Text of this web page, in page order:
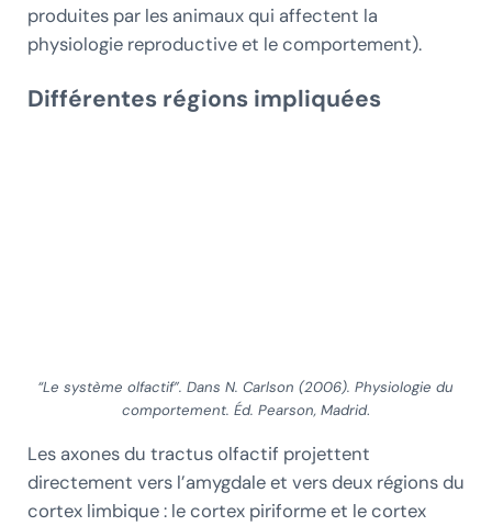
produites par les animaux qui affectent la
physiologie reproductive et le comportement).
Différentes régions impliquées
“Le système olfactif”. Dans N. Carlson (2006). Physiologie du
comportement. Éd. Pearson, Madrid.
Les axones du tractus olfactif projettent
directement vers l’amygdale et vers deux régions du
cortex limbique : le cortex piriforme et le cortex